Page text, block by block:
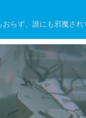
らず、誰にも邪魔され